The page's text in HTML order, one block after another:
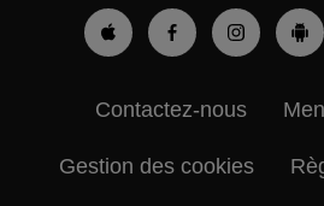
Contactez-nous
Gestion des cookies